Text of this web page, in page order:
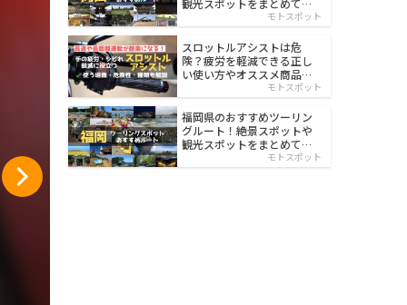
観光スポットをまとめて紹
モトスポット
スロットルアシストは危
険？疲労を軽減できる正し
い使い方やオススメ商品を
モトスポット
福岡県のおすすめツーリン
グルート！絶景スポットや
観光スポットをまとめて紹
モトスポット